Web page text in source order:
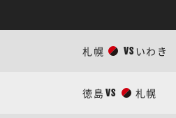
札幌 VS いわき
徳島VS 札幌